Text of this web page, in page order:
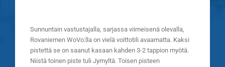
Sunnuntain vastustajalla, sarjassa viimeisenä olevalla,
Rovaniemen WoVo:lla on vielä voittotili avaamatta. Kaksi
pistettä se on saanut kasaan kahden 3-2 tappion myötä.
Niistä toinen piste tuli Jymyltä. Toisen pisteen